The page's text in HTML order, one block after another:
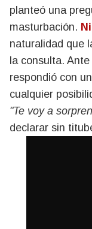
planteó una
masturbación.
naturalidad que
la consulta.
respondió con
cualquier
"Te voy a
declarar sin